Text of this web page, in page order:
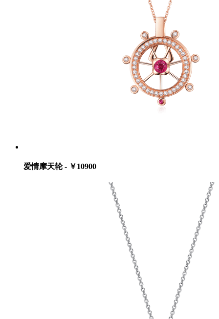
爱情摩天轮 - ￥10900